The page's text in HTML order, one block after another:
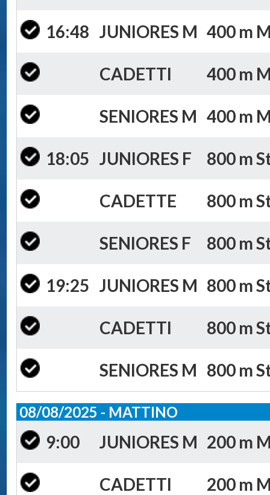
16:48 JUNIORES M 400 m
CADETTI 400 m
SENIORES M 400 m
18:05 JUNIORES F 800 m
CADETTE 800 m
SENIORES F 800 m
19:25 JUNIORES M 800 m
CADETTI 800 m
SENIORES M 800 m
08/08/2025 - MATTINO
9:00 JUNIORES M 200 m
CADETTI 200 m